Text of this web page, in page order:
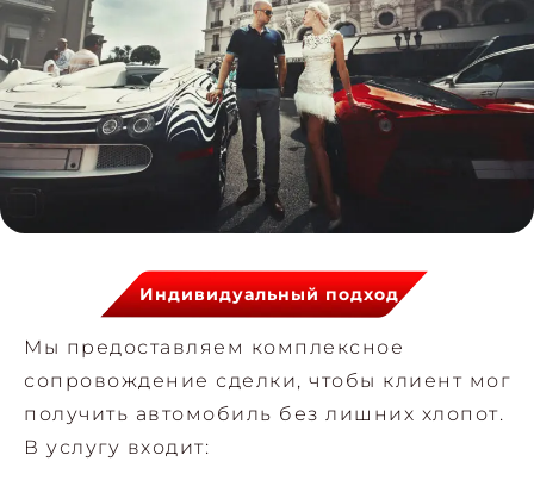
Индивидуальный подход
Мы предоставляем комплексное
сопровождение сделки, чтобы клиент мог
получить автомобиль без лишних хлопот.
В услугу входит: